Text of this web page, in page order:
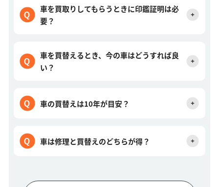
車を買取りしてもらうときに印鑑証明は必
要？
車を買替えるとき、今の車はどうすれば良
い？
車の買替えは10年が目安？
車は修理と買替えのどちらが得？